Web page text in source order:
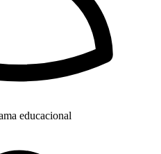
educacional